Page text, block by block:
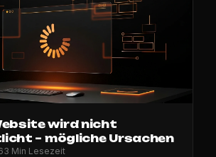
wird nicht
– mögliche Ursachen
3 Min Lesezeit